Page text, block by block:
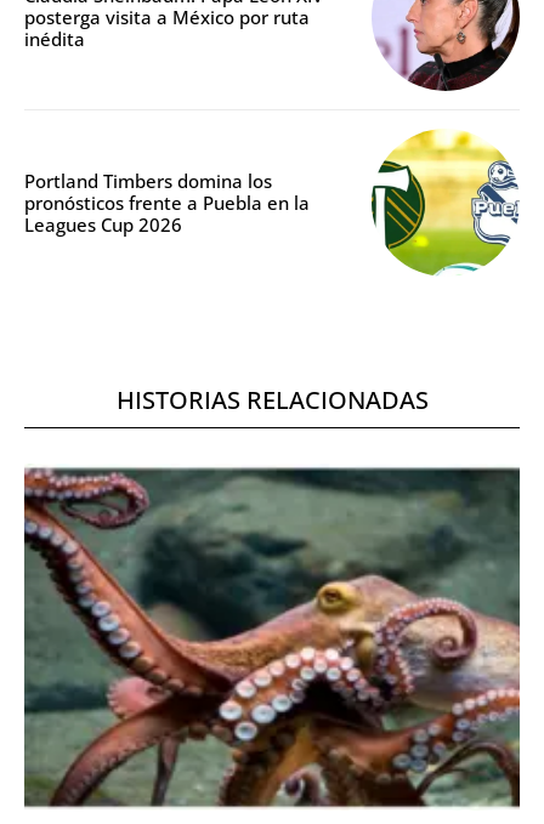
posterga visita a México por ruta
inédita
Portland Timbers domina los
pronósticos frente a Puebla en la
Leagues Cup 2026
HISTORIAS RELACIONADAS